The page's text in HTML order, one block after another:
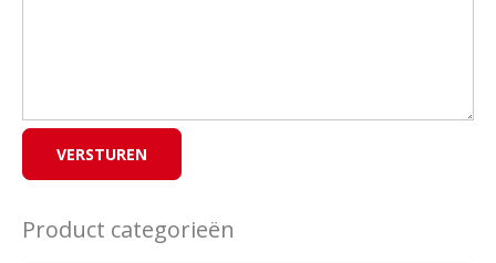
Product categorieën